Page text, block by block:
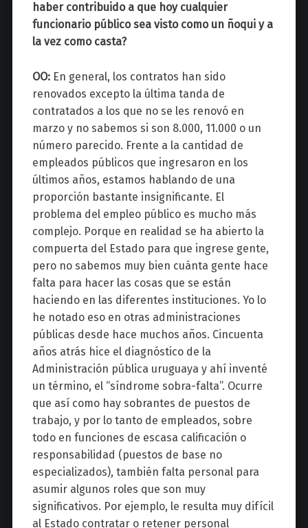
haber contribuido a que hoy cualquier
funcionario público sea visto como un ñoqui y a
la vez como casta?
OO:En general, los contratos han sido
renovados excepto la última tanda de
contratados a los que no se les renovó en
marzo y no sabemos si son 8.000, 11.000 o un
número parecido. Frente a la cantidad de
empleados públicos que ingresaron en los
últimos años, estamos hablando de una
proporción bastante insignificante. El
problema del empleo público es mucho más
complejo. Porque en realidad se ha abierto la
compuerta del Estado para que ingrese gente,
pero no sabemos muy bien cuánta gente hace
falta para hacer las cosas que se están
haciendo en las diferentes instituciones. Yo lo
he notado eso en otras administraciones
públicas desde hace muchos años. Cincuenta
años atrás hice el diagnóstico de la
Administración pública uruguaya y ahí inventé
un término, el “síndrome sobra-falta”. Ocurre
que así como hay sobrantes de puestos de
trabajo, y por lo tanto de empleados, sobre
todo en funciones de escasa calificación o
responsabilidad (puestos de base no
especializados), también falta personal para
asumir algunos roles que son muy
significativos. Por ejemplo, le resulta muy difícil
al Estado contratar o retener personal